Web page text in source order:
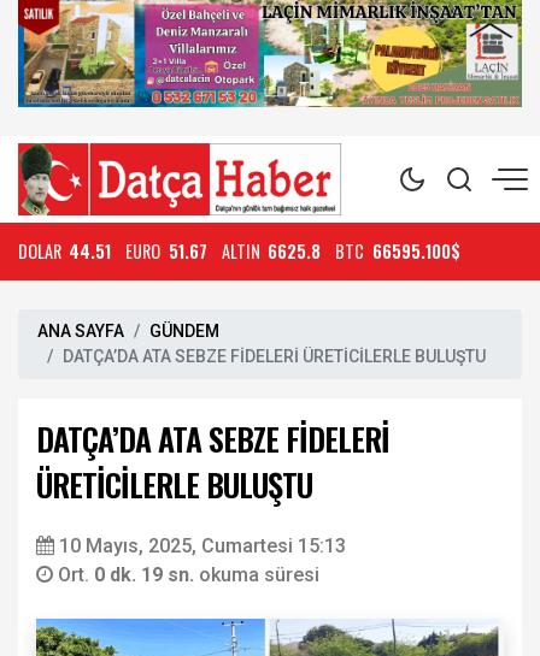
DOLAR 44.51 EURO 51.67 ALTIN 6625.8 BTC 66595.100$
ANA SAYFA
GÜNDEM
DATÇA’DA ATA SEBZE FİDELERİ ÜRETİCİLERLE BULUŞTU
DATÇA’DA ATA SEBZE FİDELERİ
ÜRETİCİLERLE BULUŞTU
10 Mayıs, 2025, Cumartesi 15:13
Ort. 0 dk. 19 sn. okuma süresi